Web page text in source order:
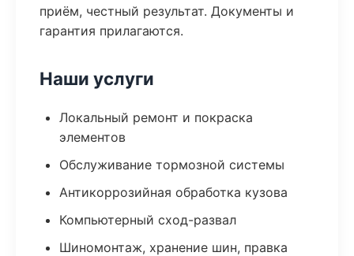
приём, честный результат. Документы и
гарантия прилагаются.
Наши услуги
Локальный ремонт и покраска
элементов
Обслуживание тормозной системы
Антикоррозийная обработка кузова
Компьютерный сход-развал
Шиномонтаж, хранение шин, правка